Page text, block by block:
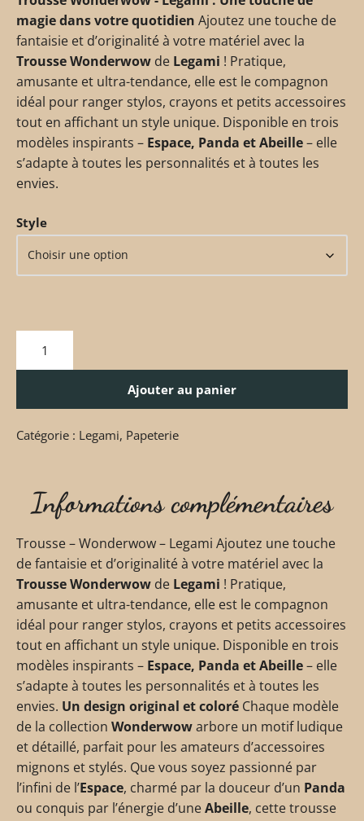
magie dans votre quotidien Ajoutez une touche de
fantaisie et d’originalité à votre matériel avec la
Trousse Wonderwow de Legami ! Pratique,
amusante et ultra-tendance, elle est le compagnon
idéal pour ranger stylos, crayons et petits accessoires
tout en affichant un style unique. Disponible en trois
modèles inspirants – Espace, Panda et Abeille– elle
s’adapte à toutes les personnalités et à toutes les
envies.
Style
Ajouter au panier
Catégorie : Legami, Papeterie
Informations complémentaires
Trousse – Wonderwow – Legami Ajoutez une touche
de fantaisie et d’originalité à votre matériel avec la
Trousse Wonderwow de Legami ! Pratique,
amusante et ultra-tendance, elle est le compagnon
idéal pour ranger stylos, crayons et petits accessoires
tout en affichant un style unique. Disponible en trois
modèles inspirants – Espace, Panda et Abeille– elle
s’adapte à toutes les personnalités et à toutes les
envies. Un design original et coloré Chaque modèle
de la collection Wonderwowarbore un motif ludique
et détaillé, parfait pour les amateurs d’accessoires
mignons et stylés. Que vous soyez passionné par
l’infini de l’Espace, charmé par la douceur d’un Panda
ou conquis par l’énergie d’uneAbeille, cette trousse